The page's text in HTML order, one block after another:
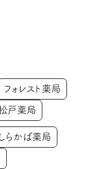
フォレスト薬局
戸薬局
しらかば薬局